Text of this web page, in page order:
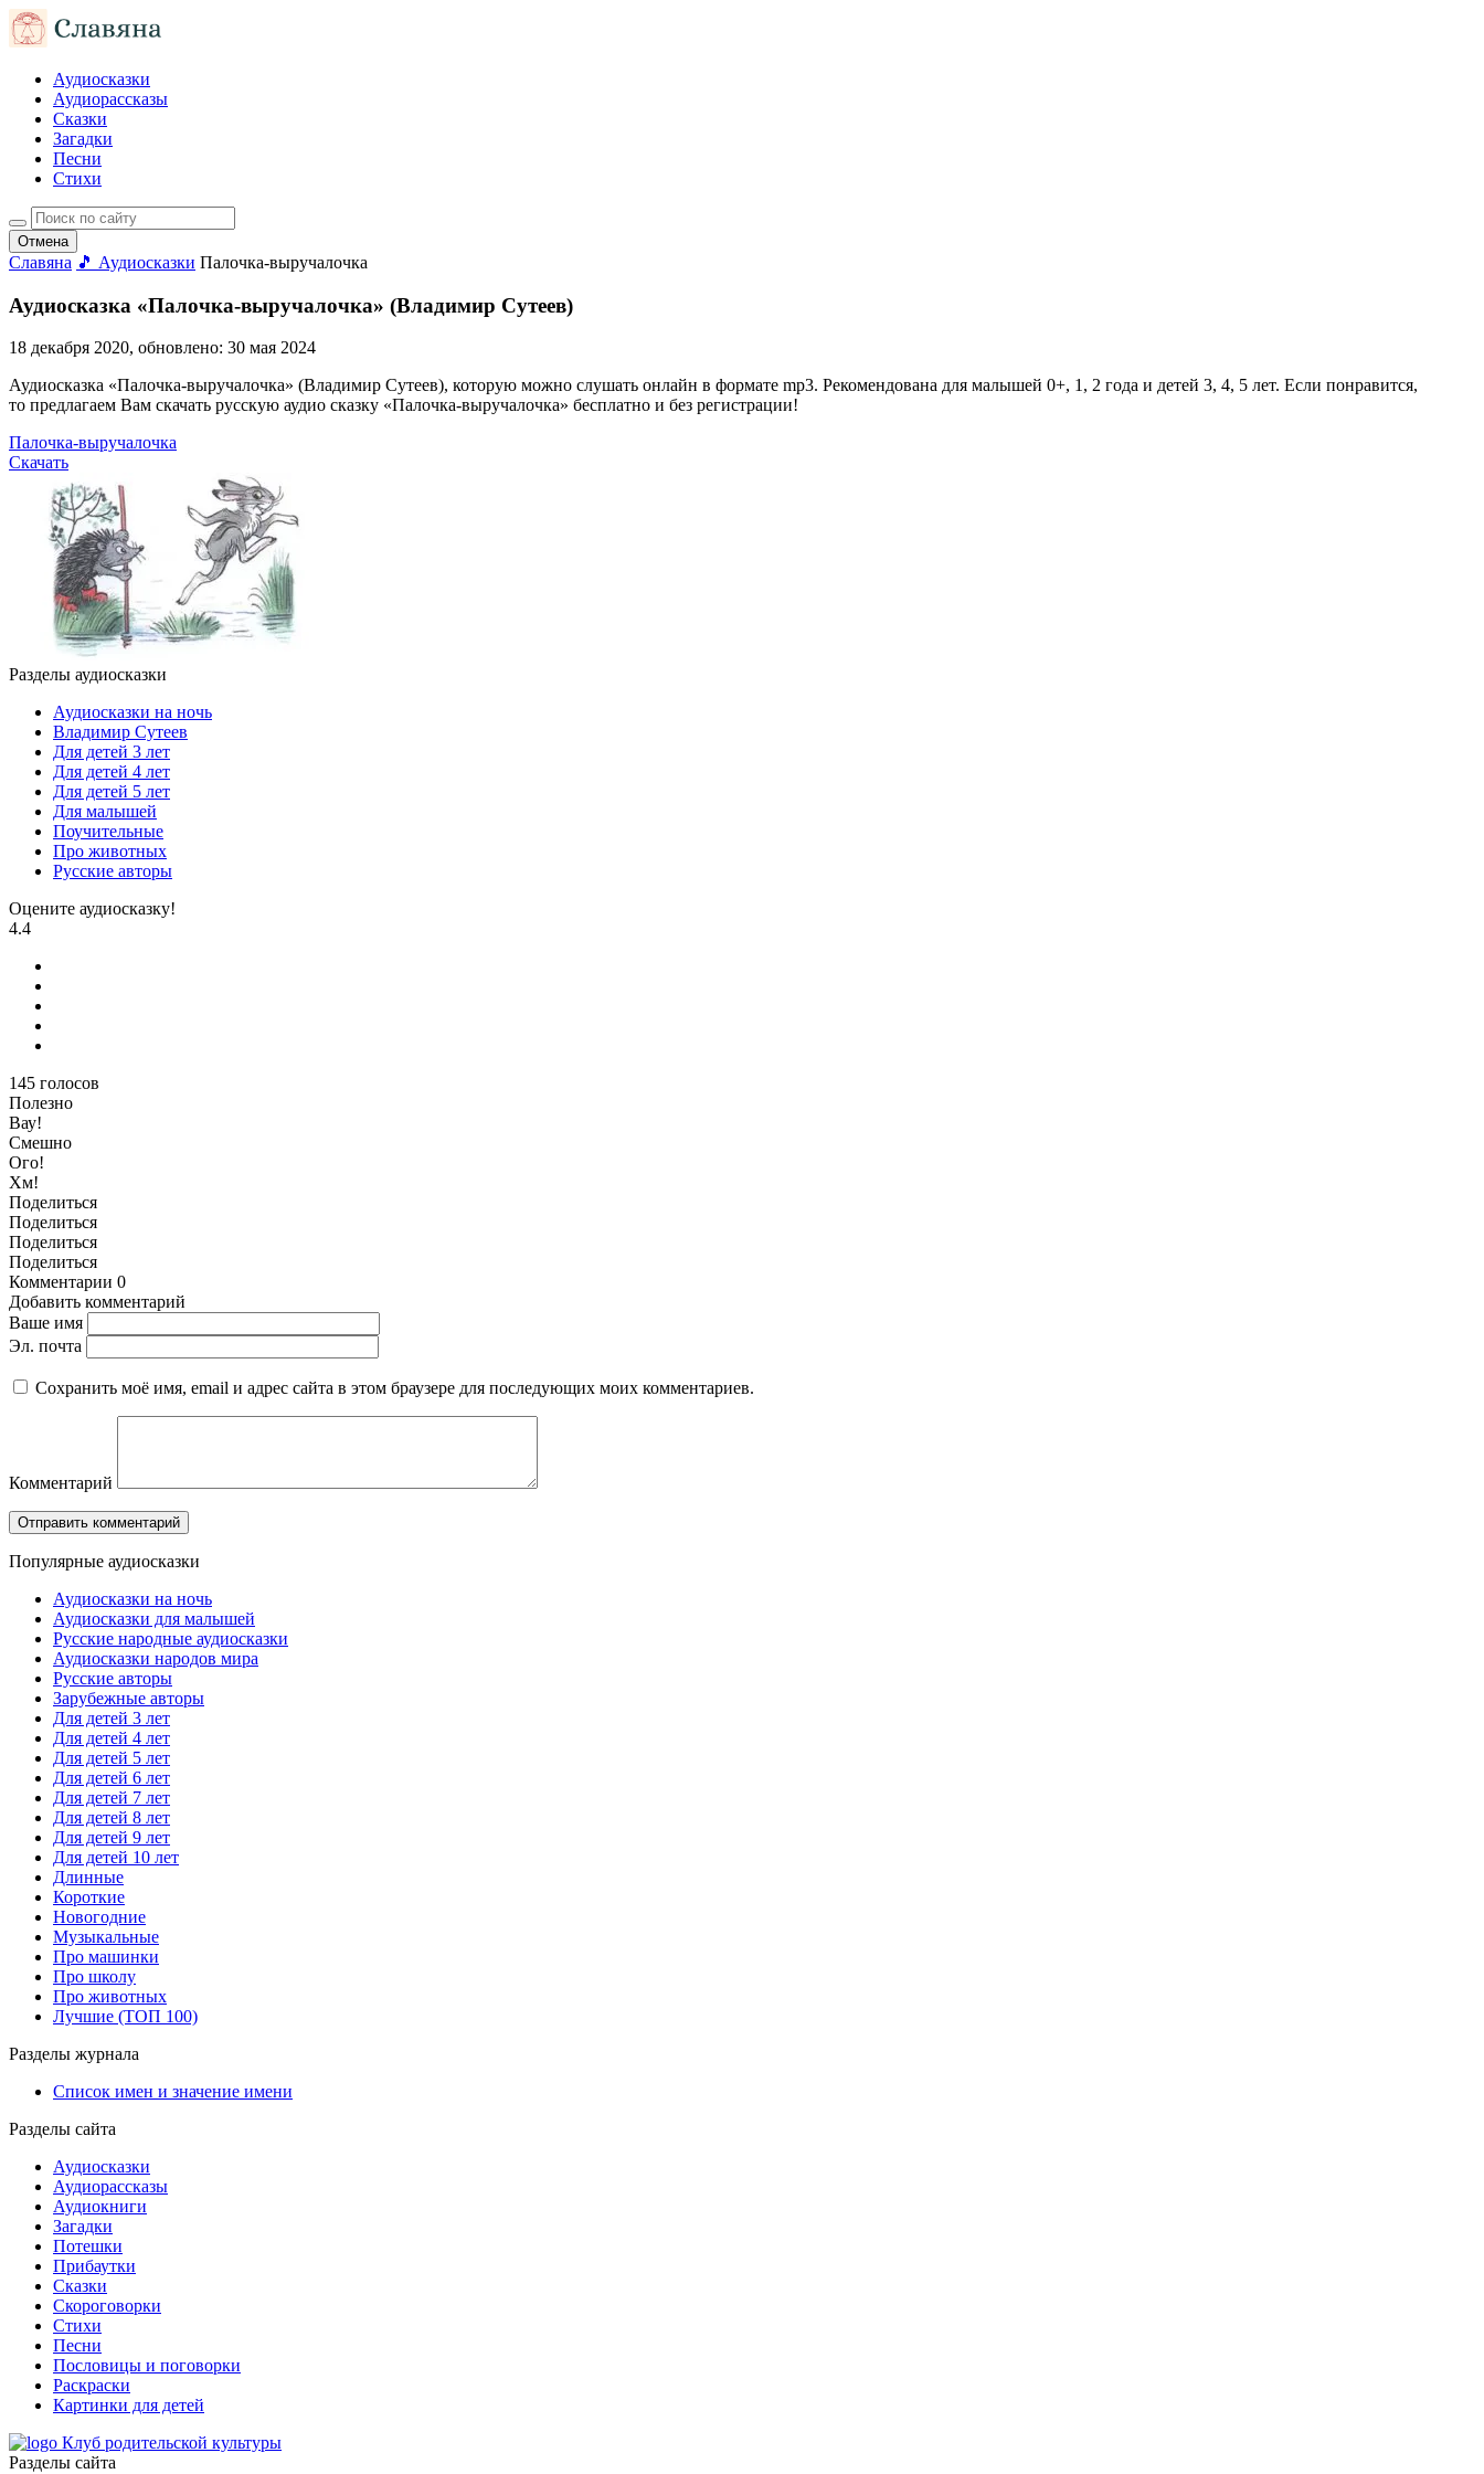
Аудиосказки
Аудиорассказы
Сказки
Загадки
Песни
Стихи
Отмена
Славяна 🎵 Аудиосказки Палочка-выручалочка
Аудиосказка «Палочка-выручалочка» (Владимир Сутеев)
18 декабря 2020, обновлено: 30 мая 2024
Аудиосказка «Палочка-выручалочка» (Владимир Сутеев), которую можно слушать онлайн в формате mp3. Рекомендована для малышей 0+, 1, 2 года и детей 3, 4, 5 лет. Если понравится,
то предлагаем Вам скачать русскую аудио сказку «Палочка-выручалочка» бесплатно и без регистрации!
Палочка-выручалочка
Скачать
Разделы аудиосказки
Аудиосказки на ночь
Владимир Сутеев
Для детей 3 лет
Для детей 4 лет
Для детей 5 лет
Для малышей
Поучительные
Про животных
Русские авторы
Оцените аудиосказку!
4.4
145 голосов
Полезно
Вау!
Смешно
Ого!
Хм!
Поделиться
Поделиться
Поделиться
Поделиться
Комментарии 0
Добавить комментарий
Ваше имя
Эл. почта
Сохранить моё имя, email и адрес сайта в этом браузере для последующих моих комментариев.
Комментарий
Популярные аудиосказки
Аудиосказки на ночь
Аудиосказки для малышей
Русские народные аудиосказки
Аудиосказки народов мира
Русские авторы
Зарубежные авторы
Для детей 3 лет
Для детей 4 лет
Для детей 5 лет
Для детей 6 лет
Для детей 7 лет
Для детей 8 лет
Для детей 9 лет
Для детей 10 лет
Длинные
Короткие
Новогодние
Музыкальные
Про машинки
Про школу
Про животных
Лучшие (ТОП 100)
Разделы журнала
Список имен и значение имени
Разделы сайта
Аудиосказки
Аудиорассказы
Аудиокниги
Загадки
Потешки
Прибаутки
Сказки
Скороговорки
Стихи
Песни
Пословицы и поговорки
Раскраски
Картинки для детей
Клуб родительской культуры
Разделы сайта